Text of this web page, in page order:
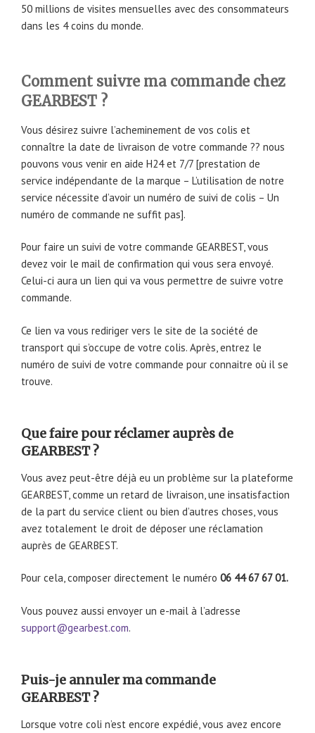
50 millions de visites mensuelles avec des consommateurs
dans les 4 coins du monde.
Comment suivre ma commande chez
GEARBEST ?
Vous désirez suivre l’acheminement de vos colis et
connaître la date de livraison de votre commande ?? nous
pouvons vous venir en aide H24 et 7/7 [prestation de
service indépendante de la marque – L’utilisation de notre
service nécessite d’avoir un numéro de suivi de colis – Un
numéro de commande ne suffit pas].
Pour faire un suivi de votre commande GEARBEST, vous
devez voir le mail de confirmation qui vous sera envoyé.
Celui-ci aura un lien qui va vous permettre de suivre votre
commande.
Ce lien va vous rediriger vers le site de la société de
transport qui s’occupe de votre colis. Après, entrez le
numéro de suivi de votre commande pour connaitre où il se
trouve.
Que faire pour réclamer auprès de
GEARBEST ?
Vous avez peut-être déjà eu un problème sur la plateforme
GEARBEST, comme un retard de livraison, une insatisfaction
de la part du service client ou bien d’autres choses, vous
avez totalement le droit de déposer une réclamation
auprès de GEARBEST.
Pour cela, composer directement le numéro 06 44 67 67 01.
Vous pouvez aussi envoyer un e-mail à l’adresse
support@gearbest.com.
Puis-je annuler ma commande
GEARBEST ?
Lorsque votre coli n’est encore expédié, vous avez encore